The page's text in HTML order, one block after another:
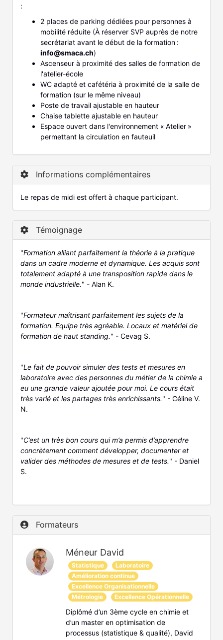
:
2 places de parking dédiées pour personnes à
mobilité réduite (À réserver SVP auprès de notre
secrétariat avant le début de la formation :
info@smaca.ch)
Ascenseur à proximité des salles de formation de
l'atelier-école
WC adapté et cafétéria à proximité de la salle de
formation (sur le même niveau)
Poste de travail ajustable en hauteur
Chaise tablette ajustable en hauteur
Espace ouvert dans l'environnement « Atelier »
permettant la circulation en fauteuil
Informations complémentaires
Le repas de midi est offert à chaque participant.
Témoignage
"Formation alliant parfaitement la théorie à la pratique
dans un cadre moderne et dynamique. Les acquis sont
totalement adapté à une transposition rapide dans le
monde industrielle." - Alan K.
"Formateur maîtrisant parfaitement les sujets de la
formation. Equipe très agréable. Locaux et matériel de
formation de haut standing." - Cevag S.
"Le fait de pouvoir simuler des tests et mesures en
laboratoire avec des personnes du métier de la chimie a
eu une grande valeur ajoutée pour moi. Le cours était
très varié et les partages très enrichissants." - Céline V.
N.
"C’est un très bon cours qui m’a permis d’apprendre
concrètement comment développer, documenter et
valider des méthodes de mesures et de tests." - Daniel
S.
Formateurs
Méneur David
Statistique
Laboratoire
Amélioration continue
Excellence Organisationnelle
Métrologie
Excellence Opérationnelle
Diplômé d’un 3ème cycle en chimie et
d’un master en optimisation de
processus (statistique & qualité), David